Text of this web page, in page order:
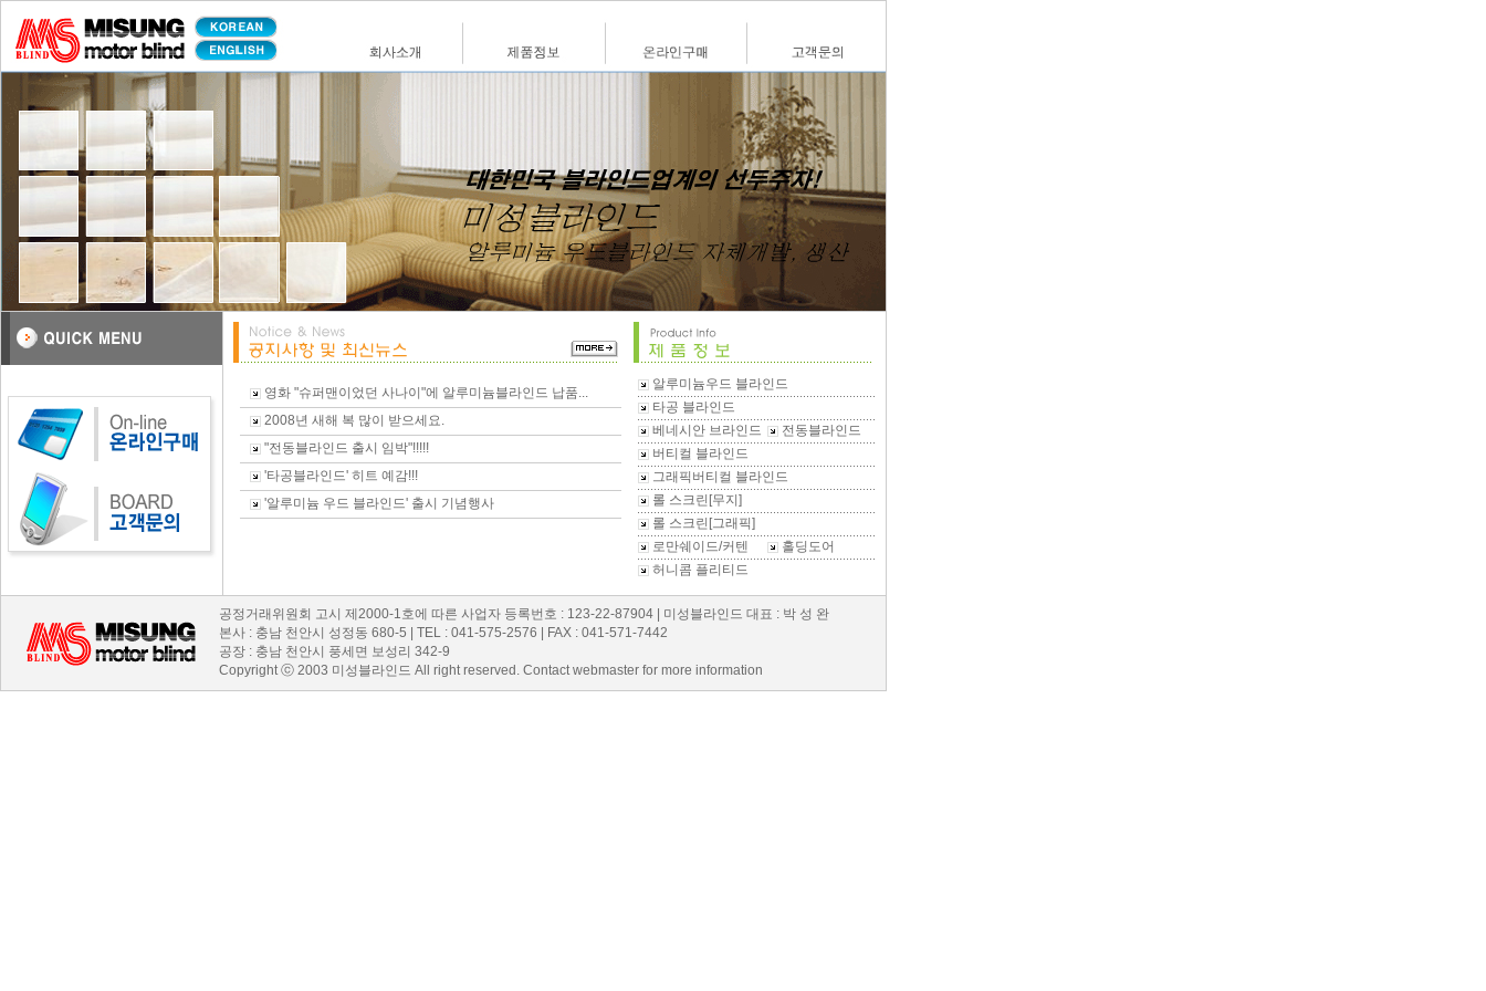
영화 "슈퍼맨이었던 사나이"에 알루미늄블라인드 납품...
2008년 새해 복 많이 받으세요.
"전동블라인드 출시 임박"!!!!!
'타공블라인드' 히트 예감!!!
'알루미늄 우드 블라인드' 출시 기념행사
알루미늄우드 블라인드
타공 블라인드
베네시안 브라인드
전동블라인드
버티컬 블라인드
그래픽버티컬 블라인드
롤 스크린[무지]
롤 스크린[그래픽]
로만쉐이드/커텐
홀딩도어
허니콤 플리티드
공정거래위원회 고시 제2000-1호에 따른 사업자 등록번호 : 123-22-87904 | 미성블라인드 대표 : 박 성 완
본사 : 충남 천안시 성정동 680-5 | TEL : 041-575-2576 | FAX : 041-571-7442
공장 : 충남 천안시 풍세면 보성리 342-9
Copyright ⓒ 2003 미성블라인드 All right reserved. Contact webmaster for more information